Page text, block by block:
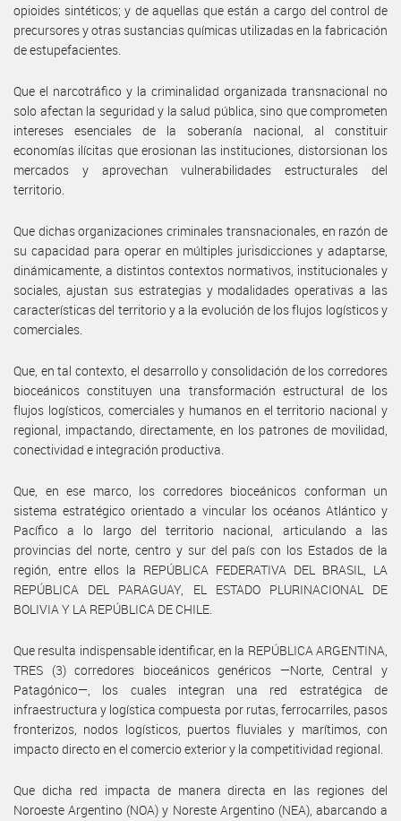
opioides sintéticos; y de aquellas que están a cargo del control de
precursores y otras sustancias químicas utilizadas en la fabricación
de estupefacientes.
Que el narcotráfico y la criminalidad organizada transnacional no
solo afectan la seguridad y la salud pública, sino que comprometen
intereses esenciales de la soberanía nacional, al constituir
economías ilícitas que erosionan las instituciones, distorsionan los
mercados y aprovechan vulnerabilidades estructurales del
territorio.
Que dichas organizaciones criminales transnacionales, en razón de
su capacidad para operar en múltiples jurisdicciones y adaptarse,
dinámicamente, a distintos contextos normativos, institucionales y
sociales, ajustan sus estrategias y modalidades operativas a las
características del territorio y a la evolución de los flujos logísticos y
comerciales.
Que, en tal contexto, el desarrollo y consolidación de los corredores
bioceánicos constituyen una transformación estructural de los
flujos logísticos, comerciales y humanos en el territorio nacional y
regional, impactando, directamente, en los patrones de movilidad,
conectividad e integración productiva.
Que, en ese marco, los corredores bioceánicos conforman un
sistema estratégico orientado a vincular los océanos Atlántico y
Pacífico a lo largo del territorio nacional, articulando a las
provincias del norte, centro y sur del país con los Estados de la
región, entre ellos la REPÚBLICA FEDERATIVA DEL BRASIL, LA
REPÚBLICA DEL PARAGUAY, EL ESTADO PLURINACIONAL DE
BOLIVIA Y LA REPÚBLICA DE CHILE.
Que resulta indispensable identificar, en la REPÚBLICA ARGENTINA,
TRES (3) corredores bioceánicos genéricos —Norte, Central y
Patagónico—, los cuales integran una red estratégica de
infraestructura y logística compuesta por rutas, ferrocarriles, pasos
fronterizos, nodos logísticos, puertos fluviales y marítimos, con
impacto directo en el comercio exterior y la competitividad regional.
Que dicha red impacta de manera directa en las regiones del
Noroeste Argentino (NOA) y Noreste Argentino (NEA), abarcando a